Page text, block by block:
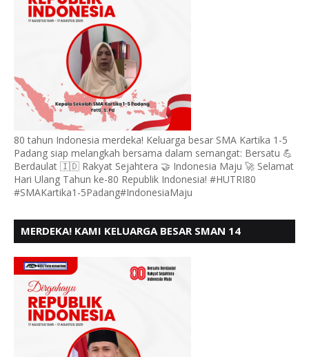
80 tahun Indonesia merdeka! Keluarga besar SMA Kartika 1-5
Padang siap melangkah bersama dalam semangat: Bersatu 💪
Berdaulat 🇮🇩 Rakyat Sejahtera 🤝 Indonesia Maju 🚀 Selamat
Hari Ulang Tahun ke-80 Republik Indonesia! #HUTRI80
#SMAKartika1-5Padang#IndonesiaMaju
MERDEKA! KAMI KELUARGA BESAR SMAN 14